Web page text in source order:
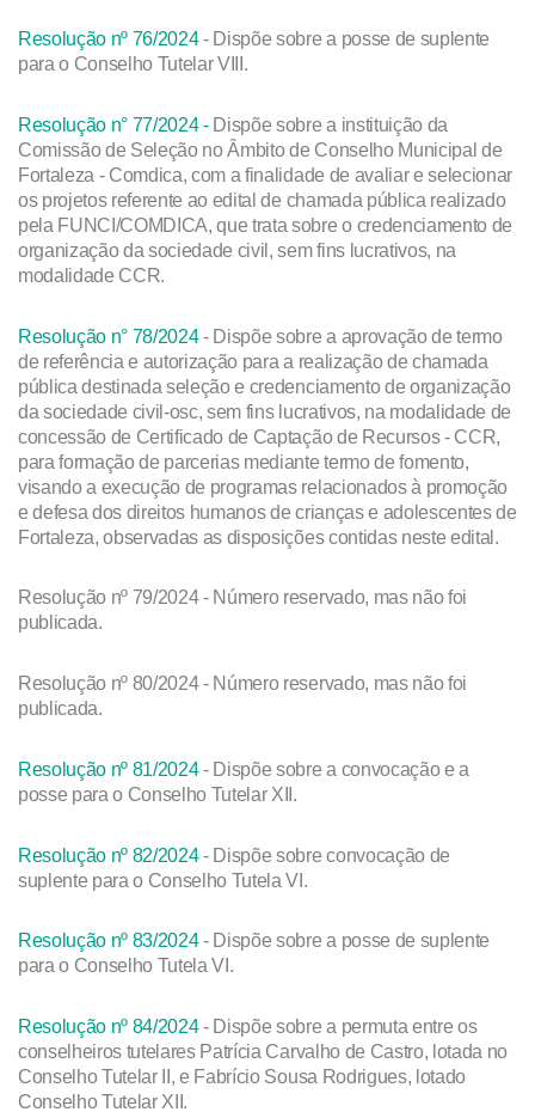
Resolução nº 76/2024- Dispõe sobre a posse de suplente
para o Conselho Tutelar VIII.
Resolução n° 77/2024 -Dispõe sobre a instituição da
Comissão de Seleção no Âmbito de Conselho Municipal de
Fortaleza - Comdica, com a finalidade de avaliar e selecionar
os projetos referente ao edital de chamada pública realizado
pela FUNCI/COMDICA, que trata sobre o credenciamento de
organização da sociedade civil, sem fins lucrativos, na
modalidade CCR.
Resolução n° 78/2024- Dispõe sobre a aprovação de termo
de referência e autorização para a realização de chamada
pública destinada seleção e credenciamento de organização
da sociedade civil-osc, sem fins lucrativos, na modalidade de
concessão de Certificado de Captação de Recursos - CCR,
para formação de parcerias mediante termo de fomento,
visando a execução de programas relacionados à promoção
e defesa dos direitos humanos de crianças e adolescentes de
Fortaleza, observadas as disposições contidas neste edital.
Resolução nº 79/2024 - Número reservado, mas não foi
publicada.
Resolução nº 80/2024 - Número reservado, mas não foi
publicada.
Resolução nº 81/2024- Dispõe sobre a convocação e a
posse para o Conselho Tutelar XII.
Resolução nº 82/2024- Dispõe sobre convocação de
suplente para o Conselho Tutela VI.
Resolução nº 83/2024- Dispõe sobre a posse de suplente
para o Conselho Tutela VI.
Resolução nº 84/2024- Dispõe sobre a permuta entre os
conselheiros tutelares Patrícia Carvalho de Castro, lotada no
Conselho Tutelar II, e Fabrício Sousa Rodrigues, lotado
Conselho Tutelar XII.